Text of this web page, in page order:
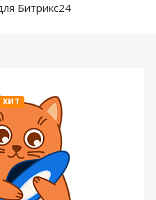
Битрикс24
ХИТ